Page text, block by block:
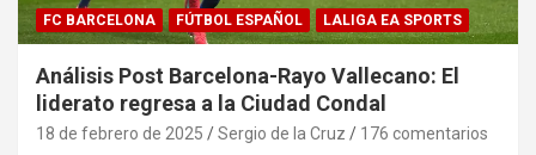
FC BARCELONA FÚTBOL ESPAÑOL LALIGA EA SPORTS
Análisis Post Barcelona-Rayo Vallecano: El
liderato regresa a la Ciudad Condal
18 de febrero de 2025 Sergio de la Cruz 176 comentarios